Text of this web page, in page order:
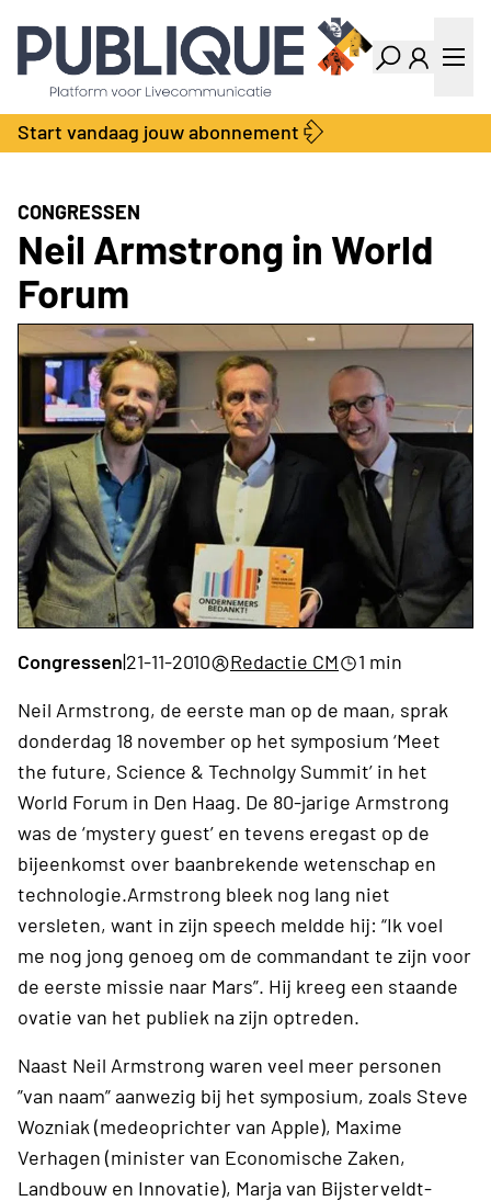
Industry Dashboard
Vacatures
Kalender
Producten
Bedrijvengids
Locatie Finder
Contact
Over ons
Adverteren
Abonnementen
Start vandaag jouw abonnement
CONGRESSEN
Neil Armstrong in World
Forum
Congressen|21-11-2010 Redactie CM
1 min
Neil Armstrong, de eerste man op de maan, sprak
donderdag 18 november op het symposium ‘Meet
the future, Science & Technolgy Summit’ in het
World Forum in Den Haag. De 80-jarige Armstrong
was de ‘mystery guest’ en tevens eregast op de
bijeenkomst over baanbrekende wetenschap en
technologie.Armstrong bleek nog lang niet
versleten, want in zijn speech meldde hij: “Ik voel
me nog jong genoeg om de commandant te zijn voor
de eerste missie naar Mars”. Hij kreeg een staande
ovatie van het publiek na zijn optreden.
Naast Neil Armstrong waren veel meer personen
”van naam” aanwezig bij het symposium, zoals Steve
Wozniak (medeoprichter van Apple), Maxime
Verhagen (minister van Economische Zaken,
Landbouw en Innovatie), Marja van Bijsterveldt-